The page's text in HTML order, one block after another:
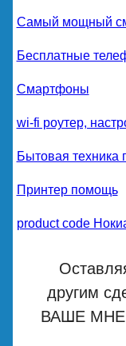
Самый мощный
Бесплатные
Смартфоны
wi-fi роутер,
Бытовая техника
Принтер помощь
product code
другим
ВАШЕ